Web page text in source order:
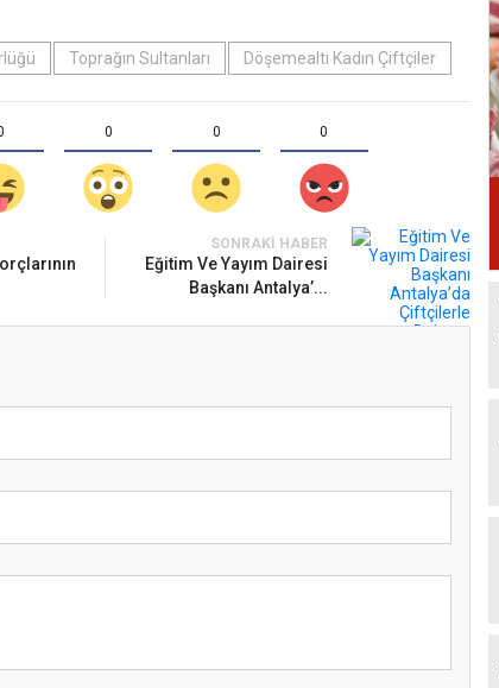
Toprağın Sultanları Döşemealtı Kadın Çiftçiler
0 0 0
SONRAKI HABER
Eğitim Ve Yayım Dairesi
Başkanı Antalya’...